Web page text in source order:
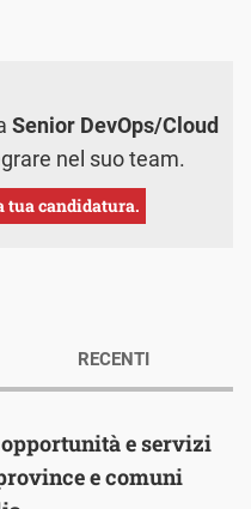
Senior DevOps/Cloud
nel suo team.
tua candidatura.
e servizi
e comuni
RECENTI